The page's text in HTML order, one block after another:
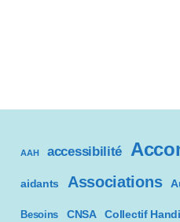
AAH accessibilité
aidants Associations
Besoins CNSA Collectif